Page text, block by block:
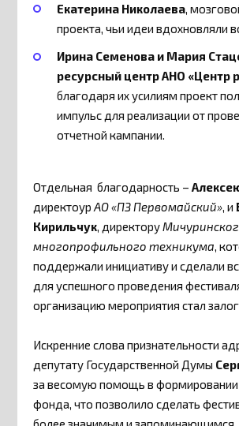
Екатерина Николаева,
проекта, чьи идеи вдохновляли
Ирина Семенова и Мария
ресурсный центр АНО «Центр
благодаря их усилиям проект
импульс для реализации от
отчетной кампании.
Отдельная благодарность –
директоурАО «ПЗ Первомайский», и
Кирильчук, директору
многопрофильного техникума,
поддержали инициативу и сделали
для успешного проведения
организацию мероприятия стал
Искренние слова признательности
депутату Государственной Думы
за весомую помощь в формировании
фонда, что позволило сделать